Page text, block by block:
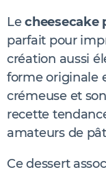
Lecheesecake
parfait pour
création aussi
forme originale
crémeuse et
recette
amateurs de
Ce dessert